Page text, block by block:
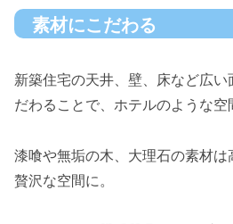
素材にこだわる
新築住宅の天井、壁、床など広い
だわることで、ホテルのような空
漆喰や無垢の木、大理石の素材
贅沢な空間に。